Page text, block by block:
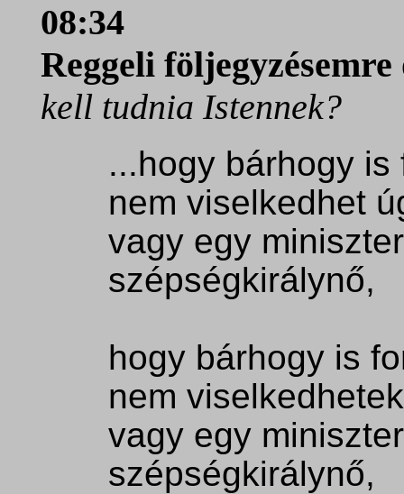
08:34
Reggeli följegyzésemre
kell tudnia Istennek?
...hogy bárhogy
nem viselkedhet
vagy egy
szépségkirálynő,
hogy bárhogy is
nem
vagy egy
szépségkirálynő,